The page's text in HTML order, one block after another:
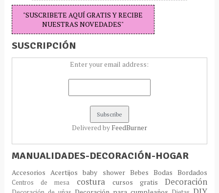
"SUSCRIBETE AQUÍ GRATIS Y RECIBE
NUESTRAS NOVEDADES"
SUSCRIPCIÓN
Enter your email address:
Delivered by FeedBurner
MANUALIDADES-DECORACIÓN-HOGAR
AccesoriosAcertijosbaby shower Bebes BodasBordados
Centros de mesa costura cursos gratisDecoración